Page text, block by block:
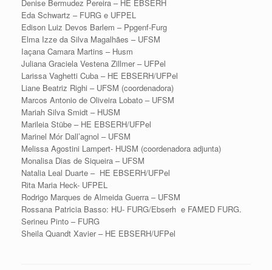
Denise Bermudez Pereira – HE EBSERH
Eda Schwartz – FURG e UFPEL
Edison Luiz Devos Barlem – Ppgenf-Furg
Elma Izze da Silva Magalhães – UFSM
Iaçana Camara Martins – Husm
Juliana Graciela Vestena Zillmer – UFPel
Larissa Vaghetti Cuba – HE EBSERH/UFPel
Liane Beatriz Righi – UFSM (coordenadora)
Marcos Antonio de Oliveira Lobato – UFSM
Mariah Silva Smidt – HUSM
Marileia Stübe – HE EBSERH/UFPel
Marinel Mór Dall’agnol – UFSM
Melissa Agostini Lampert- HUSM (coordenadora adjunta)
Monalisa Dias de Siqueira – UFSM
Natalia Leal Duarte – HE EBSERH/UFPel
Rita Maria Heck- UFPEL
Rodrigo Marques de Almeida Guerra – UFSM
Rossana Patricia Basso: HU- FURG/Ebserh e FAMED FURG.
Serineu Pinto – FURG
Sheila Quandt Xavier – HE EBSERH/UFPel